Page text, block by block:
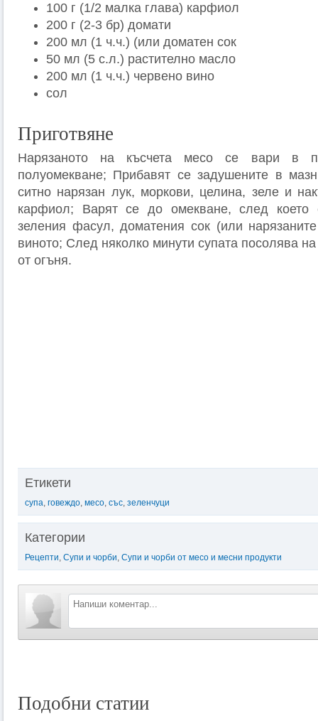
100 г (1/2 малка глава) карфиол
200 г (2-3 бр) домати
200 мл (1 ч.ч.) (или доматен сок
50 мл (5 с.л.) растително масло
200 мл (1 ч.ч.) червено вино
сол
Приготвяне
Нарязаното на късчета месо се вари в
полуомекване; Прибавят се задушените в
ситно нарязан лук, моркови, целина, зеле и
карфиол; Варят се до омекване, след което
зеления фасул, доматения сок (или
виното; След няколко минути супата посолява на
от огъня.
Етикети
супа, говеждо, месо, със, зеленчуци
Категории
Рецепти, Супи и чорби, Супи и чорби от месо и месни продукти
Подобни статии